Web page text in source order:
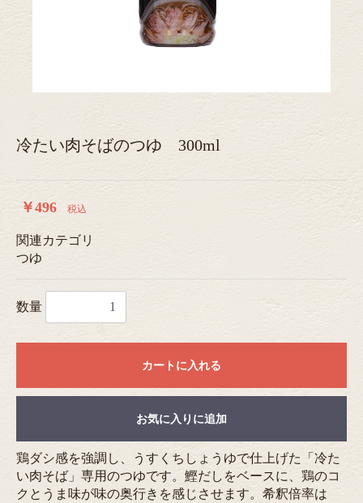
冷たい肉そばのつゆ 300ml
￥496 税込
関連カテゴリ
つゆ
数量
カートに入れる
お気に入りに追加
鶏ダシ感を強調し、うすくちしょうゆで仕上げた「冷た
い肉そば」専用のつゆです。鰹だしをベースに、鶏のコ
クとうま味が味の奥行きを感じさせます。希釈倍率は